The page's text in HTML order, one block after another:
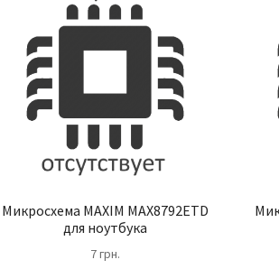
Микросхема MAXIM MAX8792ETD
для ноутбука
7грн.